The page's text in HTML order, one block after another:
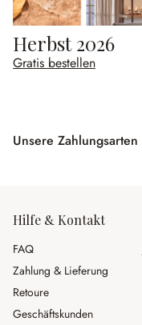
Herbst 2026
Gratis bestellen
Unsere Zahlungsarten
Hilfe & Kontakt
FAQ
Zahlung & Lieferung
Retoure
Geschäftskunden